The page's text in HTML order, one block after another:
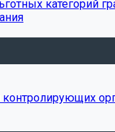
категорий